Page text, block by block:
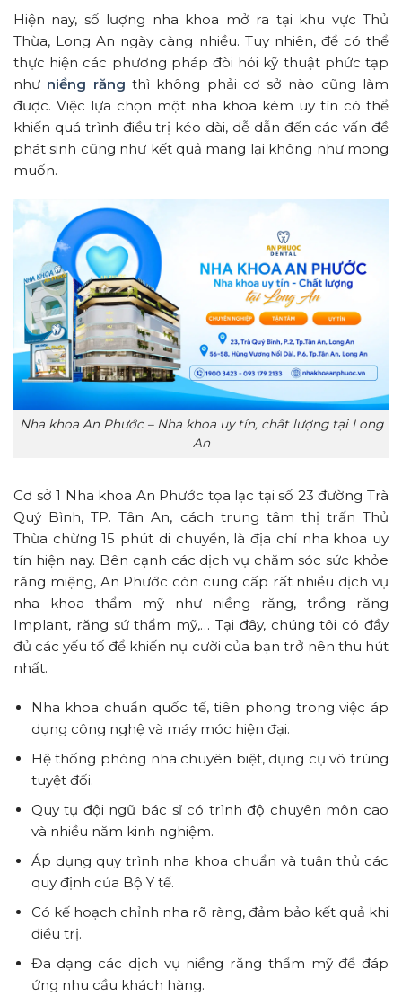
Hiện nay, số lượng nha khoa mở ra tại khu vực Thủ
Thừa, Long An ngày càng nhiều. Tuy nhiên, để có thể
thực hiện các phương pháp đòi hỏi kỹ thuật phức tạp
như niềng răng thì không phải cơ sở nào cũng làm
được. Việc lựa chọn một nha khoa kém uy tín có thể
khiến quá trình điều trị kéo dài, dễ dẫn đến các vấn đề
phát sinh cũng như kết quả mang lại không như mong
muốn.
Nha khoa An Phước – Nha khoa uy tín, chất lượng tại Long
An
Cơ sở 1 Nha khoa An Phước tọa lạc tại số 23 đường Trà
Quý Bình, TP. Tân An, cách trung tâm thị trấn Thủ
Thừa chừng 15 phút di chuyển, là địa chỉ nha khoa uy
tín hiện nay. Bên cạnh các dịch vụ chăm sóc sức khỏe
răng miệng, An Phước còn cung cấp rất nhiều dịch vụ
nha khoa thẩm mỹ như niềng răng, trồng răng
Implant, răng sứ thẩm mỹ,… Tại đây, chúng tôi có đầy
đủ các yếu tố để khiến nụ cười của bạn trở nên thu hút
nhất.
Nha khoa chuẩn quốc tế, tiên phong trong việc áp
dụng công nghệ và máy móc hiện đại.
Hệ thống phòng nha chuyên biệt, dụng cụ vô trùng
tuyệt đối.
Quy tụ đội ngũ bác sĩ có trình độ chuyên môn cao
và nhiều năm kinh nghiệm.
Áp dụng quy trình nha khoa chuẩn và tuân thủ các
quy định của Bộ Y tế.
Có kế hoạch chỉnh nha rõ ràng, đảm bảo kết quả khi
điều trị.
Đa dạng các dịch vụ niềng răng thẩm mỹ để đáp
ứng nhu cầu khách hàng.